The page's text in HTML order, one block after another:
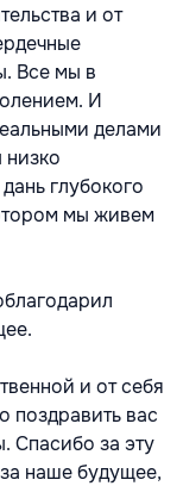
и от
Все мы в
И
делами
глубокого
мы живем
и от себя
поздравить вас
Спасибо за эту
наше будущее,